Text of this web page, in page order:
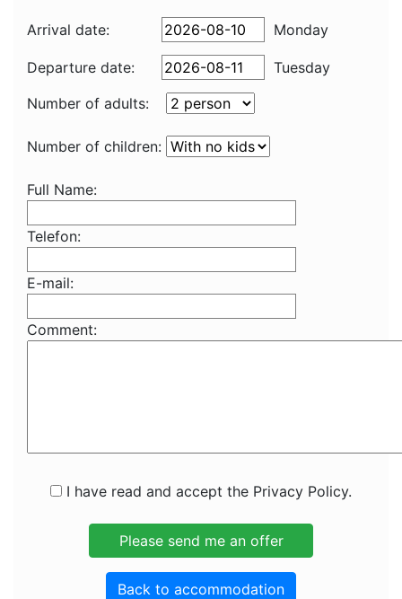
Arrival date: Monday
Departure date:
Tuesday
Number of adults:
Number of children:
Full Name:
Telefon:
E-mail:
Comment:
I have read and accept the Privacy Policy.
Back to accommodation